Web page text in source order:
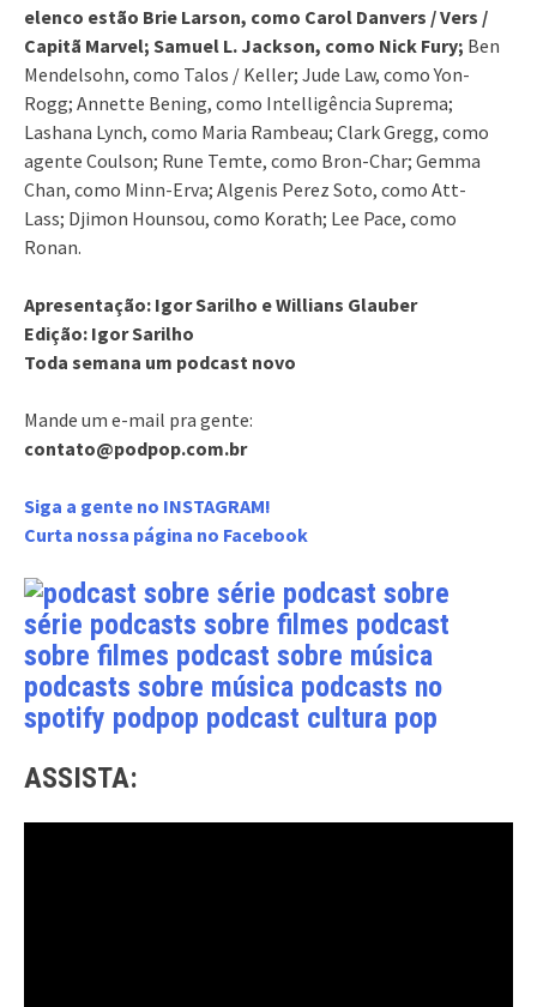
elenco estão Brie Larson, como Carol Danvers / Vers /
Capitã Marvel; Samuel L. Jackson, como Nick Fury; Ben
Mendelsohn, como Talos / Keller; Jude Law, como Yon-
Rogg; Annette Bening, como Intelligência Suprema;
Lashana Lynch, como Maria Rambeau; Clark Gregg, como
agente Coulson; Rune Temte, como Bron-Char; Gemma
Chan, como Minn-Erva; Algenis Perez Soto, como Att-
Lass; Djimon Hounsou, como Korath; Lee Pace, como
Ronan.
Apresentação: Igor Sarilho e Willians Glauber
Edição: Igor Sarilho
Toda semana um podcast novo
Mande um e-mail pra gente:
contato@podpop.com.br
Siga a gente no INSTAGRAM!
Curta nossa página no Facebook
ASSISTA: